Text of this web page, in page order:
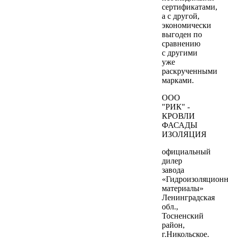
сертификатами,
а с другой,
экономически
выгоден по
сравнению
с другими
уже
раскрученными
марками.
ООО
"РИК" -
КРОВЛИ
ФАСАДЫ
ИЗОЛЯЦИЯ
официальный
дилер
завода
материалы»
Ленинградская
обл.,
Тосненский
район,
г.Никольское.